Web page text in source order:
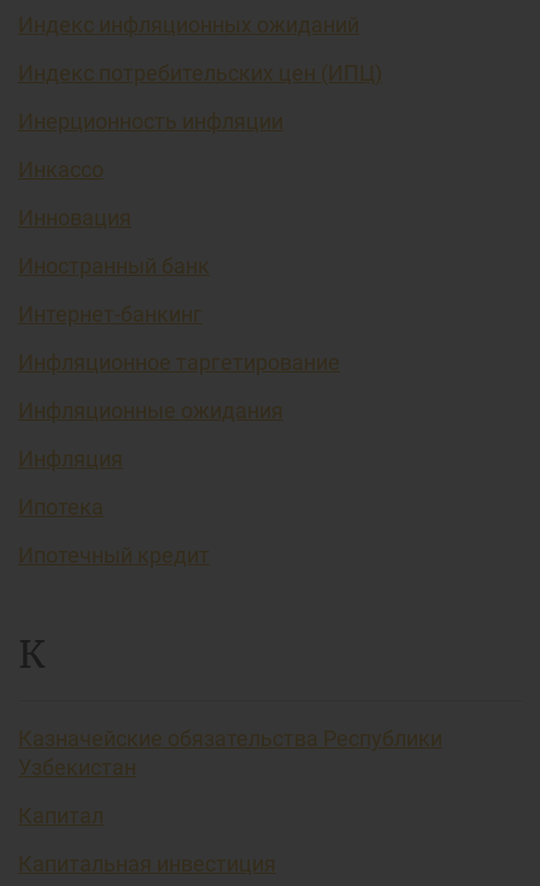
Индекс инфляционных ожиданий
Индекс потребительских цен (ИПЦ)
Инерционность инфляции
Инкассо
Инновация
Иностранный банк
Интернет-банкинг
Инфляционное таргетирование
Инфляционные ожидания
Инфляция
Ипотека
Ипотечный кредит
К
Казначейские обязательства Республики
Узбекистан
Капитал
Капитальная инвестиция